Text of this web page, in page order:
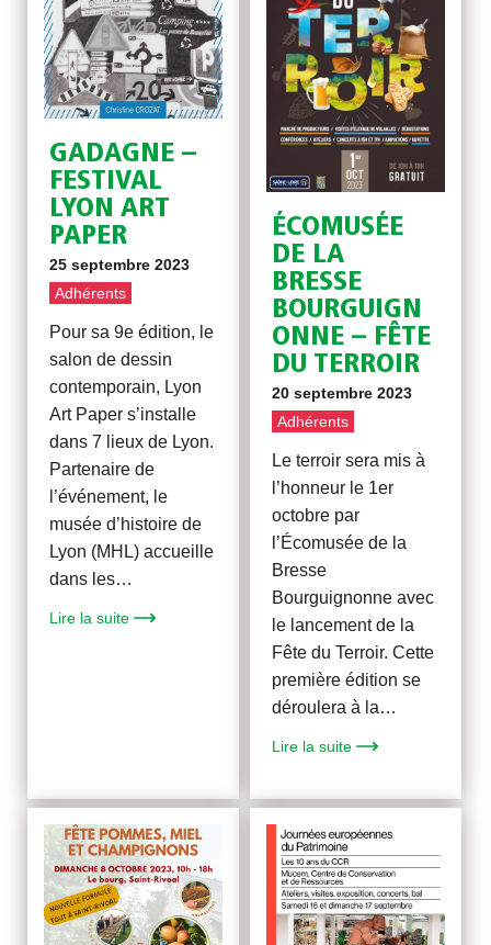
GADAGNE –
FESTIVAL
LYON ART
PAPER
25 septembre 2023
Adhérents
Pour sa 9e édition, le
salon de dessin
contemporain, Lyon
Art Paper s’installe
dans 7 lieux de Lyon.
Partenaire de
l’événement, le
musée d’histoire de
Lyon (MHL) accueille
dans les…
Lire la suite
ÉCOMUSÉE
DE LA
BRESSE
BOURGUIGN
ONNE – FÊTE
DU TERROIR
20 septembre 2023
Adhérents
Le terroir sera mis à
l’honneur le 1er
octobre par
l’Écomusée de la
Bresse
Bourguignonne avec
le lancement de la
Fête du Terroir. Cette
première édition se
déroulera à la…
Lire la suite